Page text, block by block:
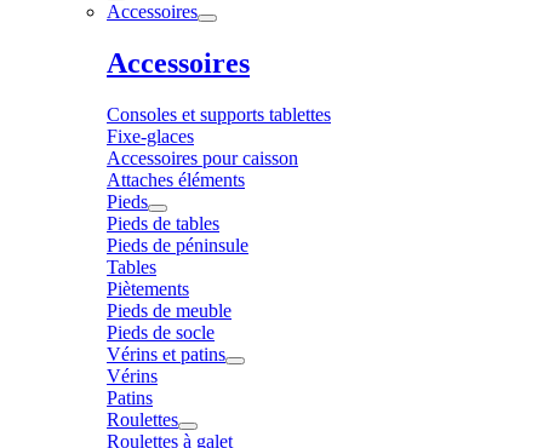
Accessoires
Accessoires
Consoles et supports tablettes
Fixe-glaces
Accessoires pour caisson
Attaches éléments
Pieds
Pieds de tables
Pieds de péninsule
Tables
Piètements
Pieds de meuble
Pieds de socle
Vérins et patins
Vérins
Patins
Roulettes
Roulettes à galet